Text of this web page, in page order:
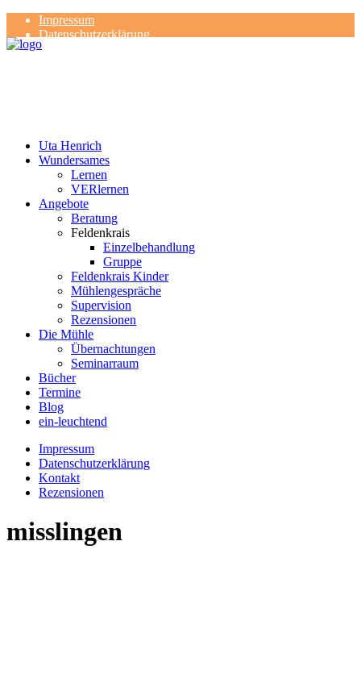
Impressum
Datenschutzerklärung
Kontakt
Uta Henrich
Wundersames
Lernen
VERlernen
Angebote
Beratung
Feldenkrais
Einzelbehandlung
Gruppe
Feldenkrais Kinder
Mühlengespräche
Supervision
Rezensionen
Die Mühle
Übernachtungen
Seminarraum
Bücher
Termine
Blog
ein-leuchtend
Impressum
Datenschutzerklärung
Kontakt
Rezensionen
misslingen